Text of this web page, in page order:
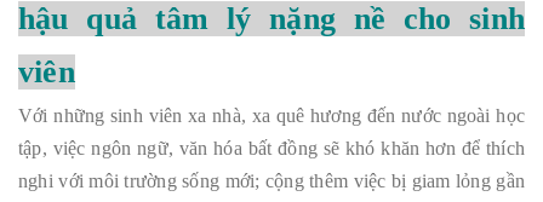
hậu quả tâm lý nặng nề cho sinh
viên
Với những sinh viên xa nhà, xa quê hương đến nước ngoài học
tập, việc ngôn ngữ, văn hóa bất đồng sẽ khó khăn hơn để thích
nghi với môi trường sống mới; cộng thêm việc bị giam lỏng gần